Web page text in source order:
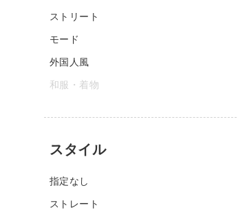
ストリート
モード
外国人風
和服・着物
スタイル
指定なし
ストレート